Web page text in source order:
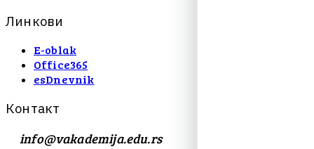
Лин кови
E-oblak
Office365
esDnevnik
Контакт
info@vakademija.edu.rs